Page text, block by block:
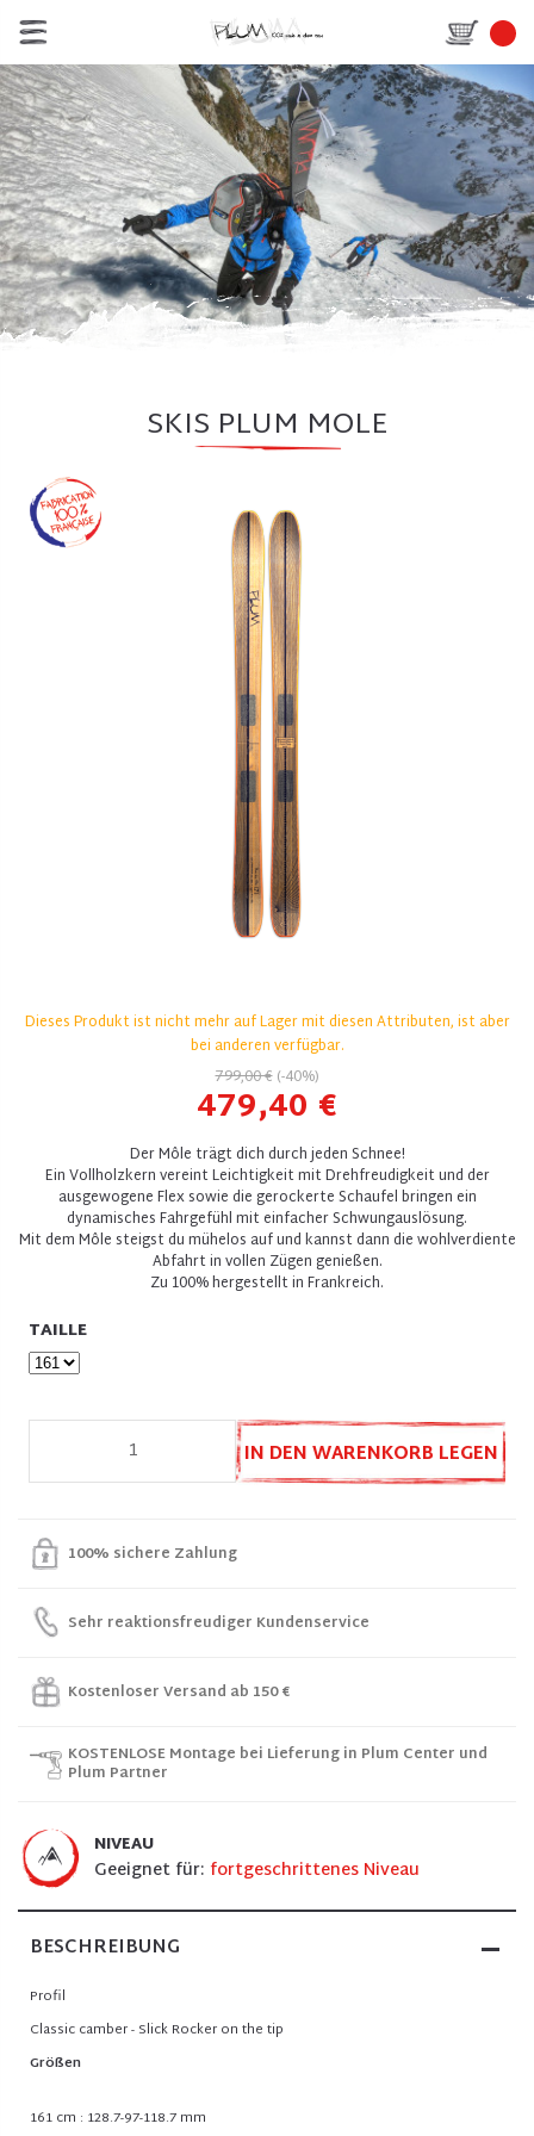
SKIS PLUM MOLE
Dieses Produkt ist nicht mehr auf Lager mit diesen Attributen, ist aber
bei anderen verfügbar.
799,00 € (-40%)
479,40 €
Der Môle trägt dich durch jeden Schnee!
Ein Vollholzkern vereint Leichtigkeit mit Drehfreudigkeit und der
ausgewogene Flex sowie die gerockerte Schaufel bringen ein
dynamisches Fahrgefühl mit einfacher Schwungauslösung.
Mit dem Môle steigst du mühelos auf und kannst dann die wohlverdiente
Abfahrt in vollen Zügen genießen.
Zu 100% hergestellt in Frankreich.
TAILLE
IN DEN WARENKORB LEGEN
100% sichere Zahlung
Sehr reaktionsfreudiger Kundenservice
Kostenloser Versand ab 150 €
KOSTENLOSE Montage bei Lieferung in Plum Center und
Plum Partner
NIVEAU
Geeignet für: fortgeschrittenes Niveau
BESCHREIBUNG
Profil
Classic camber - Slick Rocker on the tip
Größen
161 cm : 128.7-97-118.7 mm